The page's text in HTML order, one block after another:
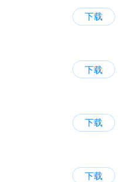
下载
下载
下载
下载